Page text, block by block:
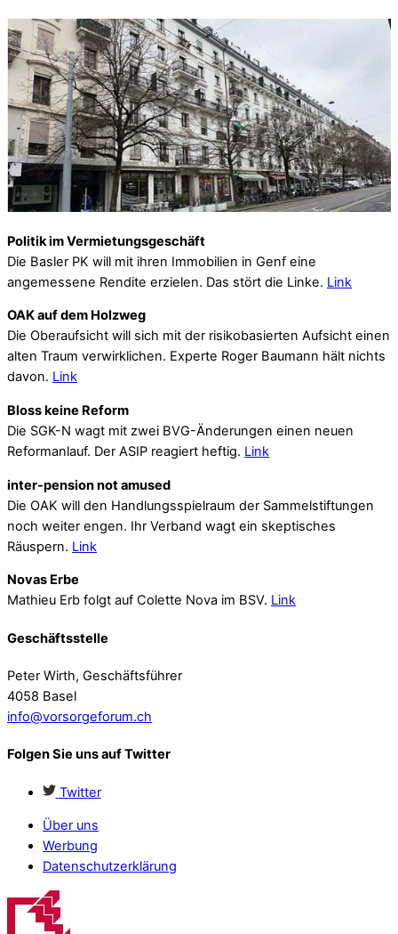
Politik im Vermietungsgeschäft
Die Basler PK will mit ihren Immobilien in Genf eine
angemessene Rendite erzielen. Das stört die Linke. Link
OAK auf dem Holzweg
Die Oberaufsicht will sich mit der risikobasierten Aufsicht einen
alten Traum verwirklichen. Experte Roger Baumann hält nichts
davon. Link
Bloss keine Reform
Die SGK-N wagt mit zwei BVG-Änderungen einen neuen
Reformanlauf. Der ASIP reagiert heftig. Link
inter-pension not amused
Die OAK will den Handlungsspielraum der Sammelstiftungen
noch weiter engen. Ihr Verband wagt ein skeptisches
Räuspern. Link
Novas Erbe
Mathieu Erb folgt auf Colette Nova im BSV. Link
Geschäftsstelle
Peter Wirth, Geschäftsführer
4058 Basel
info@vorsorgeforum.ch
Folgen Sie uns auf Twitter
Twitter
Über uns
Werbung
Datenschutzerklärung